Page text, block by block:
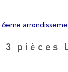
6eme
pièces